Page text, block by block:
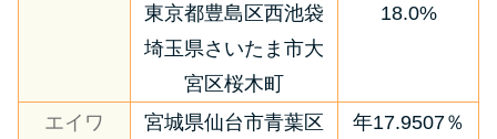
東京都豊島区西池袋
埼玉県さいたま市大
宮区桜木町
18.0%
エイワ
宮城県仙台市青葉区
年17.9507％